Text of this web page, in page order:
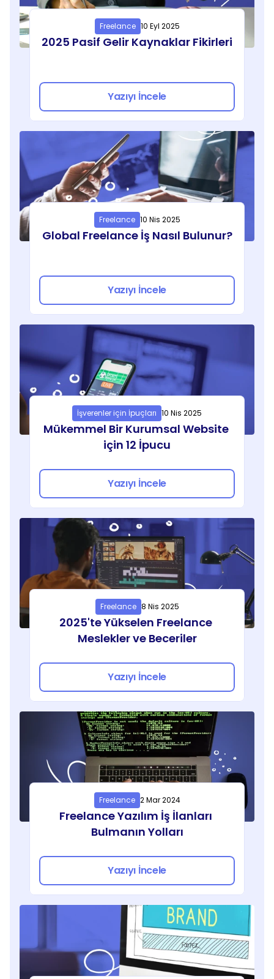
Freelance 10 Eyl 2025
2025 Pasif Gelir Kaynaklar Fikirleri
Yazıyı İncele
Freelance 10 Nis 2025
Global Freelance İş Nasıl Bulunur?
Yazıyı İncele
İşverenler için İpuçları 10 Nis 2025
Mükemmel Bir Kurumsal Website
için 12 İpucu
Yazıyı İncele
Freelance 8 Nis 2025
2025'te Yükselen Freelance
Meslekler ve Beceriler
Yazıyı İncele
Freelance 2 Mar 2024
Freelance Yazılım İş İlanları
Bulmanın Yolları
Yazıyı İncele